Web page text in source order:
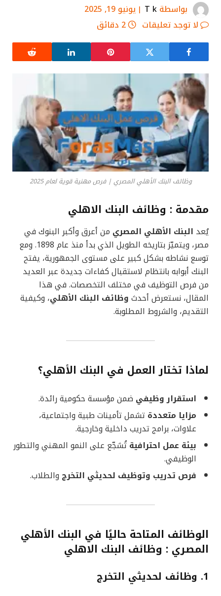
بواسطةT k
يونيو 19, 2025
لا توجد تعليقات
2 دقائق
وظائف البنك الأهلي المصري | فرص مهنية قوية لعام 2025
مقدمة : وظائف البنك الاهلي
يُعد البنك الأهلي المصري من أعرق وأكبر البنوك في
مصر، ويتميّز بتاريخه الطويل الذي بدأ منذ عام 1898. ومع
توسع نشاطه بشكل كبير على مستوى الجمهورية، يفتح
البنك أبوابه بانتظام لاستقبال كفاءات جديدة عبر العديد
من فرص التوظيف في مختلف التخصصات. في هذا
المقال، نستعرض أحدث وظائف البنك الأهلي، وكيفية
التقديم، والشروط المطلوبة.
لماذا تختار العمل في البنك الأهلي؟
استقرار وظيفي ضمن مؤسسة حكومية رائدة.
مزايا متعددة تشمل تأمينات طبية واجتماعية،
علاوات، برامج تدريب داخلية وخارجية.
بيئة عمل احترافية تُشجّع على النمو المهني والتطور
الوظيفي.
فرص تدريب وتوظيف لحديثي التخرج والطلاب.
الوظائف المتاحة حاليًا في البنك الأهلي
المصري : وظائف البنك الاهلي
1. وظائف لحديثي التخرج